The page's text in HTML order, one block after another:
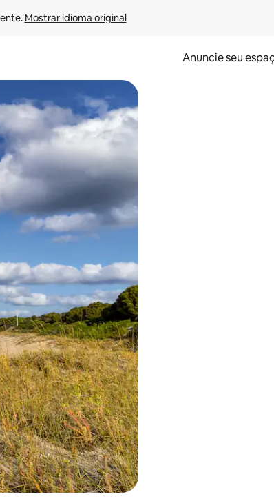
Mostrar idioma original
Anuncie seu
ou tocando e deslizando o dedo na tela.